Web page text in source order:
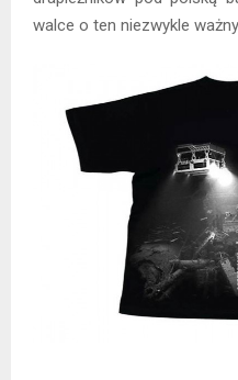
walce o ten niezwykle